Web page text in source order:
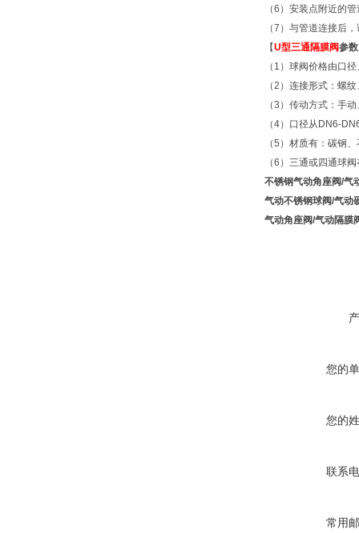
（6）安装点附近的
（7）与管道连接后
【U型三通隔膜阀参数
（1）球阀价格由口
（2）连接形式：螺
（3）传动方式：手
（4）口径从DN6-
（5）材质有：碳钢
（6）三通或四通球
不锈钢气动角座阀/气
气动不锈钢球阀/气动
气动角座阀/气动隔膜
您的
您的
联系
常用